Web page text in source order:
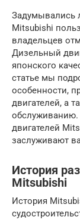
Задумывались
Mitsubishi
владельцев
Дизельный
японского
статье мы
особенности,
двигателей, а
двигателей
заслуживают
История
Mitsubishi
История